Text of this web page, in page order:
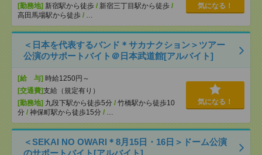
[勤務地] 新宿駅から徒歩 / 新宿三丁目駅から徒歩 /
高田馬場駅から徒歩 / …
気になる！
＜日本を代表するバンド＊サカナクション＞ツアー
公演のサポートバイト＠日本武道館[アルバイト]
[給 与] 時給1250円～
[交通費]支給（規定有り）
[勤務地] 九段下駅から徒歩5分 / 竹橋駅から徒歩10
分 / 神保町駅から徒歩15分 / …
気になる！
＜SEKAI NO OWARI＊8月15日・16日＞ドーム公演
のサポートバイト[アルバイト]